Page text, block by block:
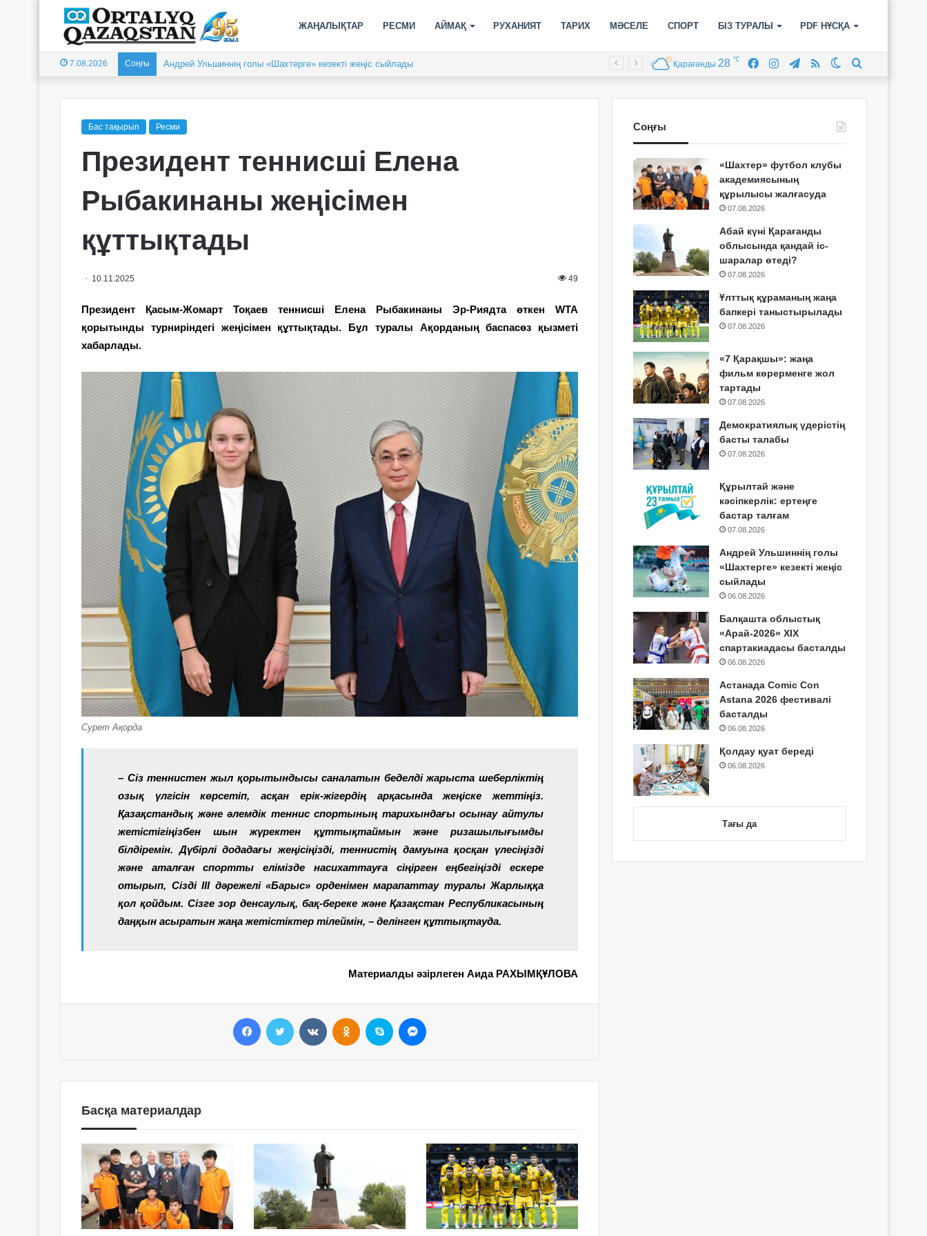
ЖАҢАЛЫҚТАР РЕСМИ АЙМАҚ РУХАНИЯТ ТАРИХ МӘСЕЛЕ СПОРТ БІЗ ТУРАЛЫ PDF НҰСҚА
7.08.2026 Соңғы Андрей Ульшиннің голы «Шахтерге» кезекті жеңіс сыйлады Switch
RSS
Telegram
Instagram
Facebook
Қарағанды 28 ℃
Бас тақырып Ресми
Президент теннисші Елена
Рыбакинаны жеңісімен
құттықтады
10.11.2025 49
Президент Қасым-Жомарт Тоқаев теннисші Елена Рыбакинаны Эр-Риядта өткен WTA
қорытынды турниріндегі жеңісімен құттықтады. Бұл туралы Ақорданың баспасөз қызметі
хабарлады.
Сурет Ақорда
– Сіз теннистен жыл қорытындысы саналатын беделді жарыста шеберліктің
озық үлгісін көрсетіп, асқан ерік-жігердің арқасында жеңіске жеттіңіз.
Қазақстандық және әлемдік теннис спортының тарихындағы осынау айтулы
жетістігіңізбен шын жүректен құттықтаймын және ризашылығымды
білдіремін. Дүбірлі додадағы жеңісіңізді, теннистің дамуына қосқан үлесіңізді
және аталған спортты елімізде насихаттауға сіңірген еңбегіңізді ескере
отырып, Сізді ІІІ дәрежелі «Барыс» орденімен марапаттау туралы Жарлыққа
қол қойдым. Сізге зор денсаулық, бақ-береке және Қазақстан Республикасының
даңқын асыратын жаңа жетістіктер тілеймін, – делінген құттықтауда.
Материалды әзірлеген Аида РАХЫМҚҰЛОВА
Басқа материалдар
Соңғы
«Шахтер» футбол клубы
академиясының
құрылысы жалғасуда
07.08.2026
Абай күні Қарағанды
облысында қандай іс-
шаралар өтеді?
07.08.2026
Ұлттық құраманың жаңа
бапкері таныстырылады
07.08.2026
«7 Қарақшы»: жаңа
фильм көрерменге жол
тартады
07.08.2026
Демократиялық үдерістің
басты талабы
07.08.2026
Құрылтай және
кәсіпкерлік: ертеңге
бастар талғам
07.08.2026
Андрей Ульшиннің голы
«Шахтерге» кезекті жеңіс
сыйлады
06.08.2026
Балқашта облыстық
«Арай-2026» XIX
спартакиадасы басталды
06.08.2026
Астанада Comic Con
Astana 2026 фестивалі
басталды
06.08.2026
Қолдау қуат береді
06.08.2026
Тағы да